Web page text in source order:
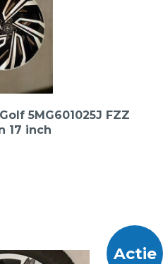
5MG601025J FZZ
17 inch
Actie